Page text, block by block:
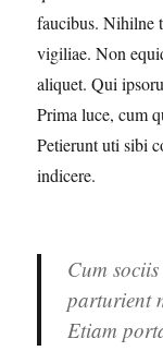
faucibus. Nihilne
vigiliae. Non
aliquet. Qui
Prima luce, cum
Petierunt uti sibi
indicere.
Cum
parturient
Etiam